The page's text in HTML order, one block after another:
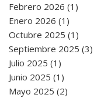
Febrero 2026 (1)
Enero 2026 (1)
Octubre 2025 (1)
Septiembre 2025 (3)
Julio 2025 (1)
Junio 2025 (1)
Mayo 2025 (2)